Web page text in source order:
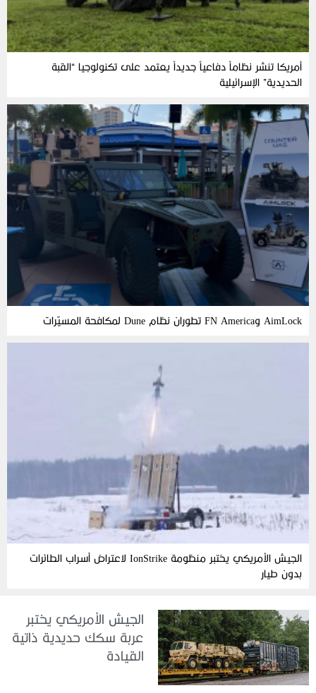
أمريكا تنشر نظاماً دفاعياً جديداً يعتمد على تكنولوجيا “القبة
الحديدية” الإسرائيلية
AimLock وFN America تطوران نظام Dune لمكافحة المسيّرات
الجيش الأمريكي يختبر منظومة IonStrike لاعتراض أسراب الطائرات
بدون طيار
الجيش الأمريكي يختبر
عربة سكك حديدية ذاتية
القيادة